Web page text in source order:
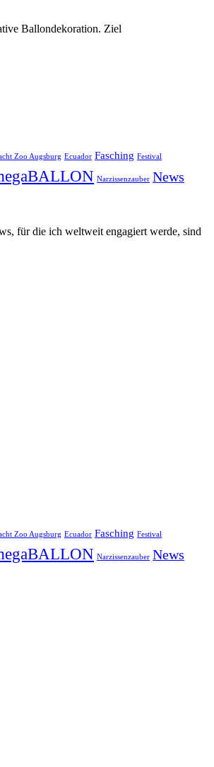
Ballondekoration. Ziel
Zoo Augsburg Ecuador Fasching Festival
Narzissenzauber News
für die ich weltweit engagiert werde, sind
Zoo Augsburg Ecuador Fasching Festival
Narzissenzauber News